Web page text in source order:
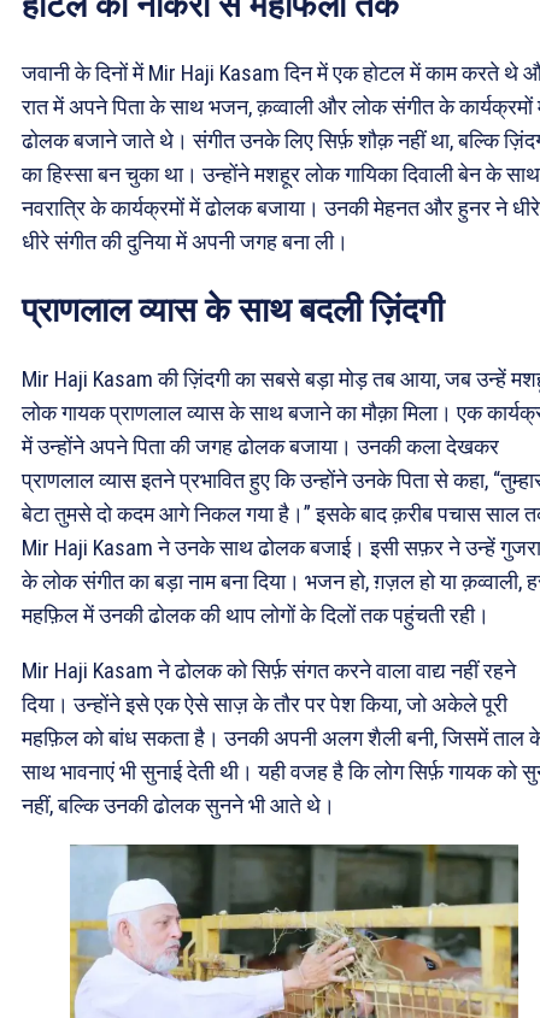
जवानी के दिनों में Mir Haji Kasam दिन में एक होटल में काम करते थे
रात में अपने पिता के साथ भजन, क़व्वाली और लोक संगीत के कार्यक्रमों
ढोलक बजाने जाते थे। संगीत उनके लिए सिर्फ़ शौक़ नहीं था, बल्कि
का हिस्सा बन चुका था। उन्होंने मशहूर लोक गायिका दिवाली बेन के
नवरात्रि के कार्यक्रमों में ढोलक बजाया। उनकी मेहनत और हुनर ने
धीरे संगीत की दुनिया में अपनी जगह बना ली।
प्राणलाल व्यास के साथ बदली ज़िंदगी
Mir Haji Kasam की ज़िंदगी का सबसे बड़ा मोड़ तब आया, जब उन्हें
लोक गायक प्राणलाल व्यास के साथ बजाने का मौक़ा मिला। एक
में उन्होंने अपने पिता की जगह ढोलक बजाया। उनकी कला देखकर
प्राणलाल व्यास इतने प्रभावित हुए कि उन्होंने उनके पिता से कहा,
बेटा तुमसे दो कदम आगे निकल गया है।” इसके बाद क़रीब पचास साल
Mir Haji Kasam ने उनके साथ ढोलक बजाई। इसी सफ़र ने उन्हें
के लोक संगीत का बड़ा नाम बना दिया। भजन हो, ग़ज़ल हो या क़व्वाली,
महफ़िल में उनकी ढोलक की थाप लोगों के दिलों तक पहुंचती रही।
Mir Haji Kasam ने ढोलक को सिर्फ़ संगत करने वाला वाद्य नहीं रहने
दिया। उन्होंने इसे एक ऐसे साज़ के तौर पर पेश किया, जो अकेले पूरी
महफ़िल को बांध सकता है। उनकी अपनी अलग शैली बनी, जिसमें ताल
साथ भावनाएं भी सुनाई देती थी। यही वजह है कि लोग सिर्फ़ गायक को
नहीं, बल्कि उनकी ढोलक सुनने भी आते थे।